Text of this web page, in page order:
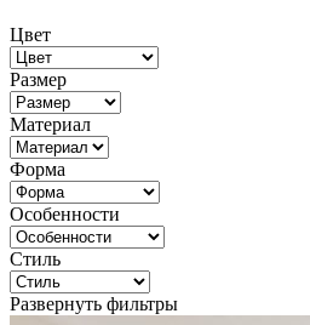
Цвет
Размер
Материал
Форма
Особенности
Стиль
Развернуть фильтры